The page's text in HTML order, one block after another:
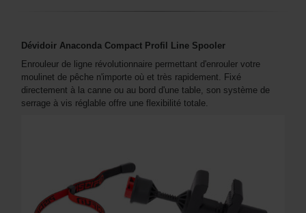
Dévidoir Anaconda Compact Profil Line Spooler
Enrouleur de ligne révolutionnaire permettant d'enrouler votre
moulinet de pêche n'importe où et très rapidement. Fixé
directement à la canne ou au bord d'une table, son système de
serrage à vis réglable offre une flexibilité totale.